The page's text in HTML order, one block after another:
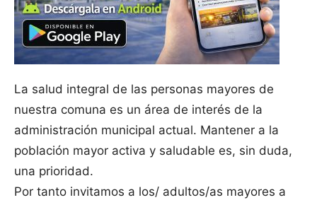
La salud integral de las personas mayores de
nuestra comuna es un área de interés de la
administración municipal actual. Mantener a la
población mayor activa y saludable es, sin duda,
una prioridad.
Por tanto invitamos a los/ adultos/as mayores a